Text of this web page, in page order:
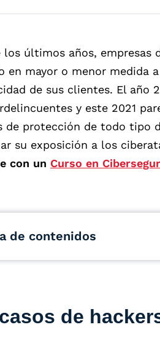
los últimos años, empresas
en mayor o menor medida
de sus clientes. El año
y este 2021
de protección de todo tipo
su exposición a los
con un Curso en
de contenidos
de